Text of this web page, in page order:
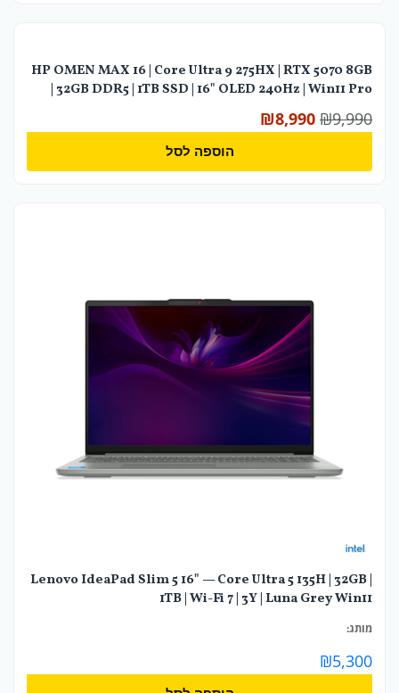
HP OMEN MAX 16 | Core Ultra 9 275HX | RTX 5070 8GB
| 32GB DDR5 | 1TB SSD | 16" OLED 240Hz | Win11 Pro
₪9,990
₪8,990
הוספה לסל
Lenovo IdeaPad Slim 5 16" — Core Ultra 5 135H | 32GB |
1TB | Wi-Fi 7 | 3Y | Luna Grey Win11
מותג:
₪5,300